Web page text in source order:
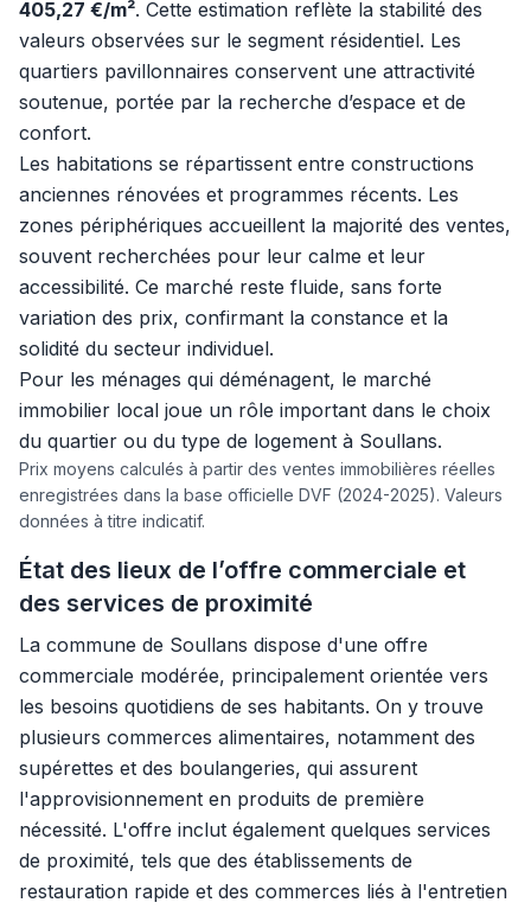
405,27 €/m². Cette estimation reflète la stabilité des
valeurs observées sur le segment résidentiel. Les
quartiers pavillonnaires conservent une attractivité
soutenue, portée par la recherche d’espace et de
confort.
Les habitations se répartissent entre constructions
anciennes rénovées et programmes récents. Les
zones périphériques accueillent la majorité des ventes,
souvent recherchées pour leur calme et leur
accessibilité. Ce marché reste fluide, sans forte
variation des prix, confirmant la constance et la
solidité du secteur individuel.
Pour les ménages qui déménagent, le marché
immobilier local joue un rôle important dans le choix
du quartier ou du type de logement à Soullans.
Prix moyens calculés à partir des ventes immobilières réelles
enregistrées dans la base officielle DVF (2024-2025). Valeurs
données à titre indicatif.
État des lieux de l’offre commerciale et
des services de proximité
La commune de Soullans dispose d'une offre
commerciale modérée, principalement orientée vers
les besoins quotidiens de ses habitants. On y trouve
plusieurs commerces alimentaires, notamment des
supérettes et des boulangeries, qui assurent
l'approvisionnement en produits de première
nécessité. L'offre inclut également quelques services
de proximité, tels que des établissements de
restauration rapide et des commerces liés à l'entretien